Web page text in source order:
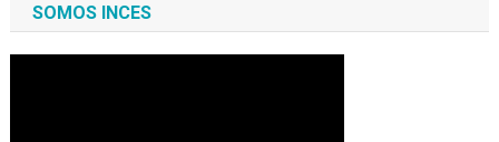
SOMOS INCES